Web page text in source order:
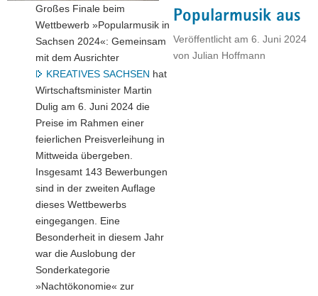
Kultur-
und
Kreativwirtschaft"
Popularmusik aus
Veröffentlicht am 6. Juni 2024
von Julian Hoffmann
Großes Finale beim
Wettbewerb »Popularmusik in
Sachsen 2024«: Gemeinsam
mit dem Ausrichter
KREATIVES SACHSEN hat
Wirtschaftsminister Martin
Dulig am 6. Juni 2024 die
Preise im Rahmen einer
feierlichen Preisverleihung in
Mittweida übergeben.
Insgesamt 143 Bewerbungen
sind in der zweiten Auflage
dieses Wettbewerbs
eingegangen. Eine
Besonderheit in diesem Jahr
war die Auslobung der
Sonderkategorie
»Nachtökonomie« zur